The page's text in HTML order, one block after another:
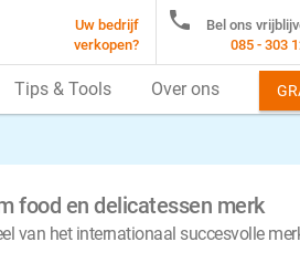
food en delicatessen merk
van het internationaal succesvolle
Uw bedrijf
verkopen?

Bel ons
085 - 303
Tips & Tools Over ons